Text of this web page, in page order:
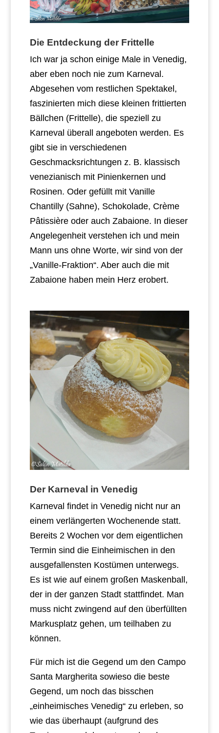
Die Entdeckung der Frittelle
Ich war ja schon einige Male in Venedig,
aber eben noch nie zum Karneval.
Abgesehen vom restlichen Spektakel,
faszinierten mich diese kleinen frittierten
Bällchen (Frittelle), die speziell zu
Karneval überall angeboten werden. Es
gibt sie in verschiedenen
Geschmacksrichtungen z. B. klassisch
venezianisch mit Pinienkernen und
Rosinen. Oder gefüllt mit Vanille
Chantilly (Sahne), Schokolade, Crème
Pâtissière oder auch Zabaione. In dieser
Angelegenheit verstehen ich und mein
Mann uns ohne Worte, wir sind von der
„Vanille-Fraktion“. Aber auch die mit
Zabaione haben mein Herz erobert.
Der Karneval in Venedig
Karneval findet in Venedig nicht nur an
einem verlängerten Wochenende statt.
Bereits 2 Wochen vor dem eigentlichen
Termin sind die Einheimischen in den
ausgefallensten Kostümen unterwegs.
Es ist wie auf einem großen Maskenball,
der in der ganzen Stadt stattfindet. Man
muss nicht zwingend auf den überfüllten
Markusplatz gehen, um teilhaben zu
können.
Für mich ist die Gegend um den Campo
Santa Margherita sowieso die beste
Gegend, um noch das bisschen
„einheimisches Venedig“ zu erleben, so
wie das überhaupt (aufgrund des